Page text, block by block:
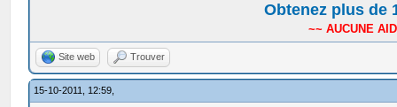
Obtenez plus de
~~ AUCUNE
Site web Trouver
15-10-2011, 12:59,